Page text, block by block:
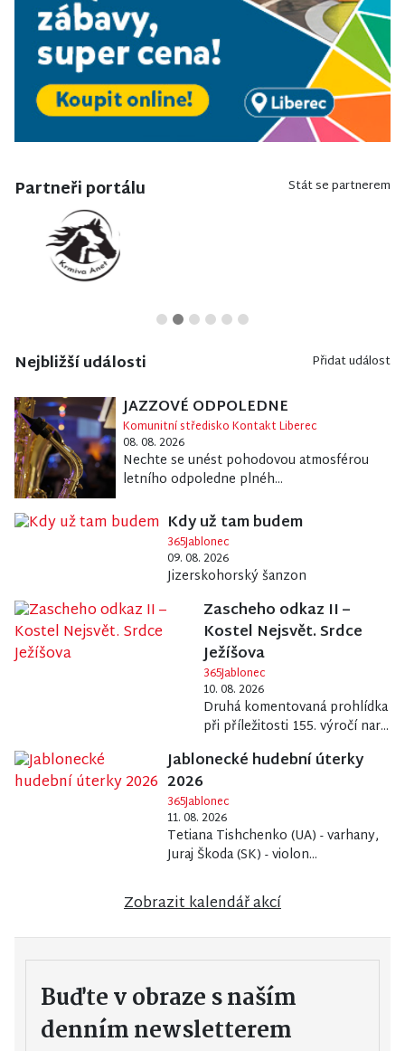
Partneři portálu Stát se partnerem
Nejbližší události Přidat událost
JAZZOVÉ ODPOLEDNE
Komunitní středisko Kontakt Liberec
08. 08. 2026
Nechte se unést pohodovou atmosférou
letního odpoledne plnéh...
Kdy už tam budem
365Jablonec
09. 08. 2026
Jizerskohorský šanzon
Zascheho odkaz II –
Kostel Nejsvět. Srdce
Ježíšova
365Jablonec
10. 08. 2026
Druhá komentovaná prohlídka
při příležitosti 155. výročí nar...
Jablonecké hudební úterky
2026
365Jablonec
11. 08. 2026
Tetiana Tishchenko (UA) - varhany,
Juraj Škoda (SK) - violon...
Zobrazit kalendář akcí
Buďte v obraze s naším
denním newsletterem